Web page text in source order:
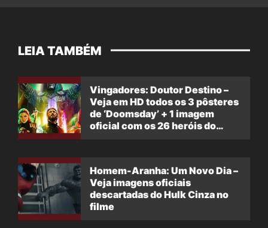
LEIA TAMBÉM
Vingadores: Doutor Destino –
Veja em HD todos os 3 pôsteres
de ‘Doomsday’ + 1 imagem
oficial com os 26 heróis do
Homem-Aranha: Um Novo Dia –
Veja imagens oficiais
descartadas do Hulk Cinza no
filme